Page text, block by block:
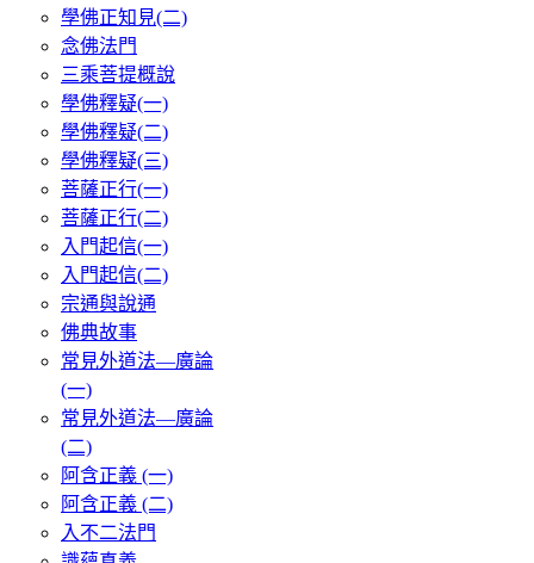
學佛正知見(二)
念佛法門
三乘菩提概說
學佛釋疑(一)
學佛釋疑(二)
學佛釋疑(三)
菩薩正行(一)
菩薩正行(二)
入門起信(一)
入門起信(二)
宗通與說通
佛典故事
常見外道法—廣論
(一)
常見外道法—廣論
(二)
阿含正義 (一)
阿含正義 (二)
入不二法門